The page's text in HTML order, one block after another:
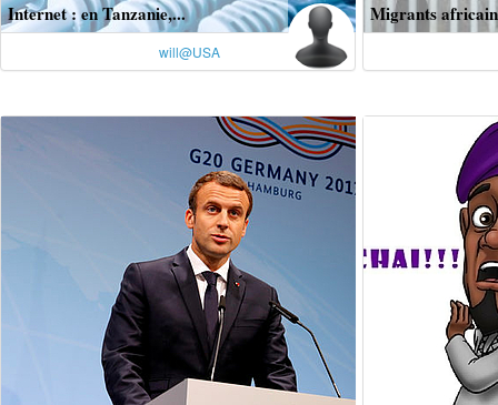
Internet : en Tanzanie,...
will@USA
Migrants